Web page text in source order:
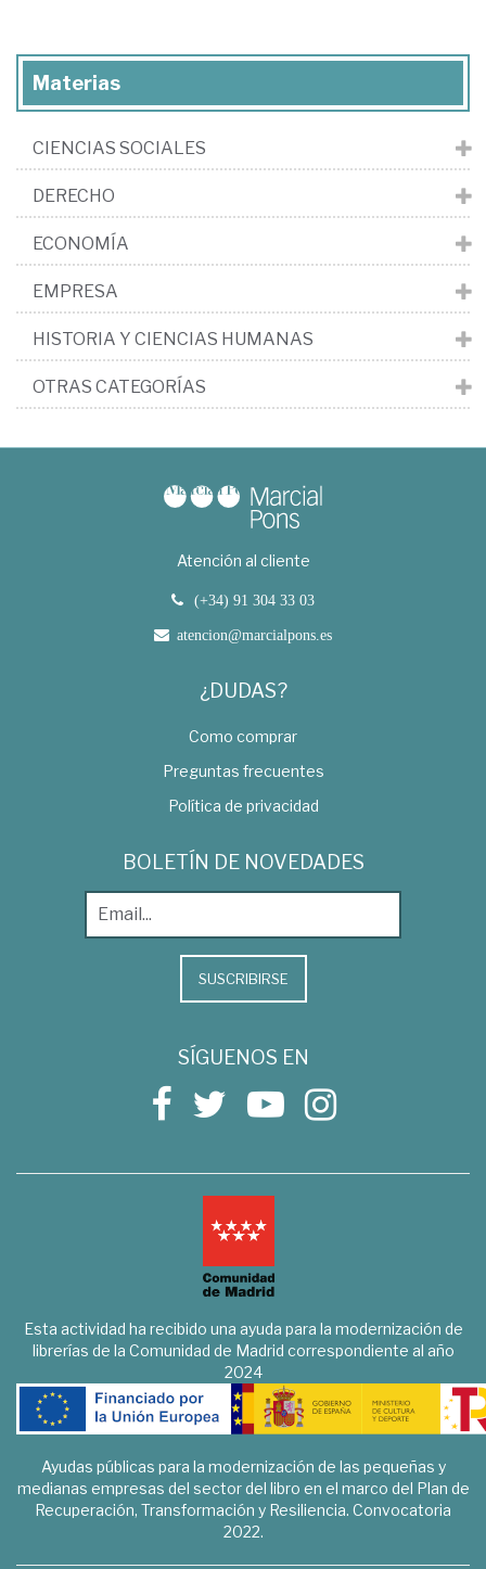
Materias
CIENCIAS SOCIALES
DERECHO
ECONOMÍA
EMPRESA
HISTORIA Y CIENCIAS HUMANAS
OTRAS CATEGORÍAS
Atención al cliente
(+34) 91 304 33 03
atencion@marcialpons.es
¿DUDAS?
Como comprar
Preguntas frecuentes
Política de privacidad
BOLETÍN DE NOVEDADES
SUSCRIBIRSE
SÍGUENOS EN
Esta actividad ha recibido una ayuda para la modernización de
librerías de la Comunidad de Madrid correspondiente al año
2024
Ayudas públicas para la modernización de las pequeñas y
medianas empresas del sector del libro en el marco del Plan de
Recuperación, Transformación y Resiliencia. Convocatoria
2022.